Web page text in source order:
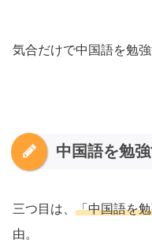
気合だけで中国語を勉
中国語を勉
三つ目は、 「中国語を
由。